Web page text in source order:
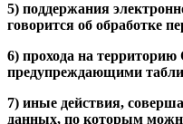
5) поддержания
говорится об обработке
6) прохода на территорию
предупреждающими
7) иные действия,
данных, по которым